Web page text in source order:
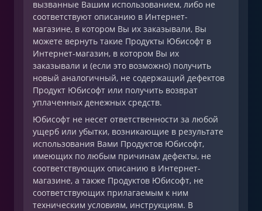
вызванные Вашим использованием, либо не
соответствуют описанию в Интернет-
магазине, в котором Вы их заказывали, Вы
можете вернуть такие Продукты Юбисофт в
Интернет-магазин, в котором Вы их
заказывали и (если это возможно) получить
новый аналогичный, не содержащий дефектов
Продукт Юбисофт или получить возврат
уплаченных денежных средств.
Юбисофт не несет ответственности за любой
ущерб или убытки, возникающие в результате
использования Вами Продуктов Юбисофт,
имеющих по любым причинам дефекты, не
соответствующих описанию в Интернет-
магазине, а также Продуктов Юбисофт, не
соответствующих прилагаемым к ним
техническим условиям, инструкциям. В